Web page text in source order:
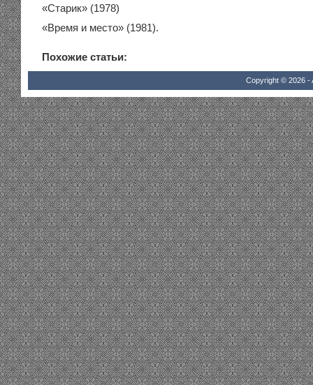
«Старик» (1978)
«Время и место» (1981).
Похожие статьи:
Copyright © 2026 -